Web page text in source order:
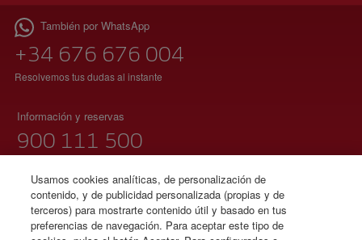
También por WhatsApp
+34 676 676 004
Resolvemos tus dudas al instante
Información y reservas
900 111 500
Lunes a domingo 00:00 – 24:00 horas
91 333 67 01
Usamos cookies analíticas, de personalización de
contenido, y de publicidad personalizada (propias y de
terceros) para mostrarte contenido útil y basado en tus
preferencias de navegación. Para aceptar este tipo de